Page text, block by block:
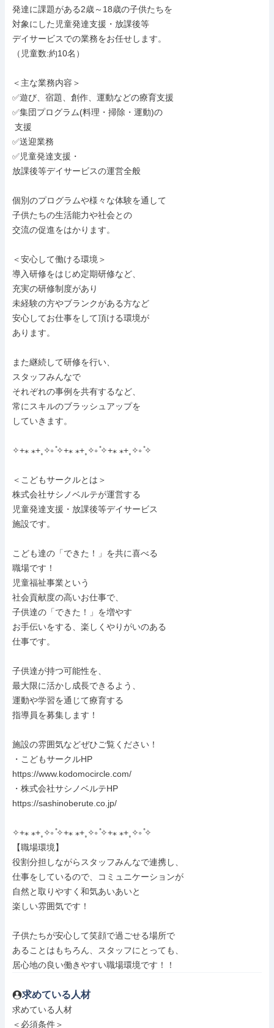
発達に課題がある2歳～18歳の子供たちを
対象にした児童発達支援・放課後等
デイサービスでの業務をお任せします。
（児童数:約10名）
＜主な業務内容＞
✅遊び、宿題、創作、運動などの療育支援
✅集団プログラム(料理・掃除・運動)の
✅送迎業務
✅児童発達支援・
放課後等デイサービスの運営全般
個別のプログラムや様々な体験を通して
子供たちの生活能力や社会との
交流の促進をはかります。
＜安心して働ける環境＞
導入研修をはじめ定期研修など、
充実の研修制度があり
未経験の方やブランクがある方など
安心してお仕事をして頂ける環境が
あります。
また継続して研修を行い、
スタッフみんなで
それぞれの事例を共有するなど、
常にスキルのブラッシュアップを
していきます。
✧+⁎ ⁎+˳✧༚ ̊✧+⁎ ⁎+˳✧༚ ̊✧+⁎ ⁎+˳✧༚ ̊✧
＜こどもサークルとは＞
株式会社サシノベルテが運営する
児童発達支援・放課後等デイサービス
施設です。
こども達の「できた！」を共に喜べる
職場です！
児童福祉事業という
社会貢献度の高いお仕事で、
子供達の「できた！」を増やす
お手伝いをする、楽しくやりがいのある
仕事です。
子供達が持つ可能性を、
最大限に活かし成長できるよう、
運動や学習を通じて療育する
指導員を募集します！
施設の雰囲気などぜひご覧ください！
・こどもサークルHP
https://www.kodomocircle.com/
・株式会社サシノベルテHP
https://sashinoberute.co.jp/
✧+⁎ ⁎+˳✧༚ ̊✧+⁎ ⁎+˳✧༚ ̊✧+⁎ ⁎+˳✧༚ ̊✧
【職場環境】
役割分担しながらスタッフみんなで連携し、
仕事をしているので、コミュニケーションが
自然と取りやすく和気あいあいと
楽しい雰囲気です！
子供たちが安心して笑顔で過ごせる場所で
あることはもちろん、スタッフにとっても、
居心地の良い働きやすい職場環境です！！
求めている人材
求めている人材
＜必須条件＞